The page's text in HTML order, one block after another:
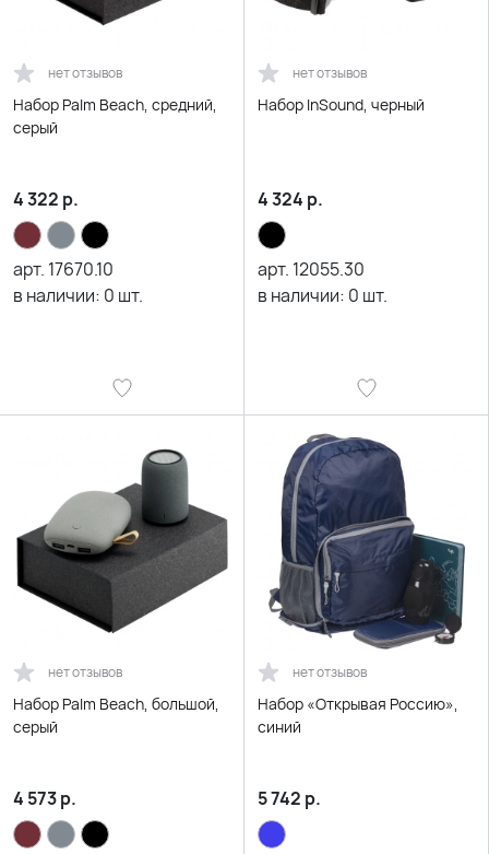
нет отзывов
Набор Palm Beach, средний,
серый
4 322 р.
арт. 17670.10
в наличии: 0 шт.
нет отзывов
Набор InSound, черный
4 324 р.
арт. 12055.30
в наличии: 0 шт.
нет отзывов
Набор Palm Beach, большой,
серый
4 573р.
нет отзывов
Набор «Открывая Россию»,
синий
5 742 р.